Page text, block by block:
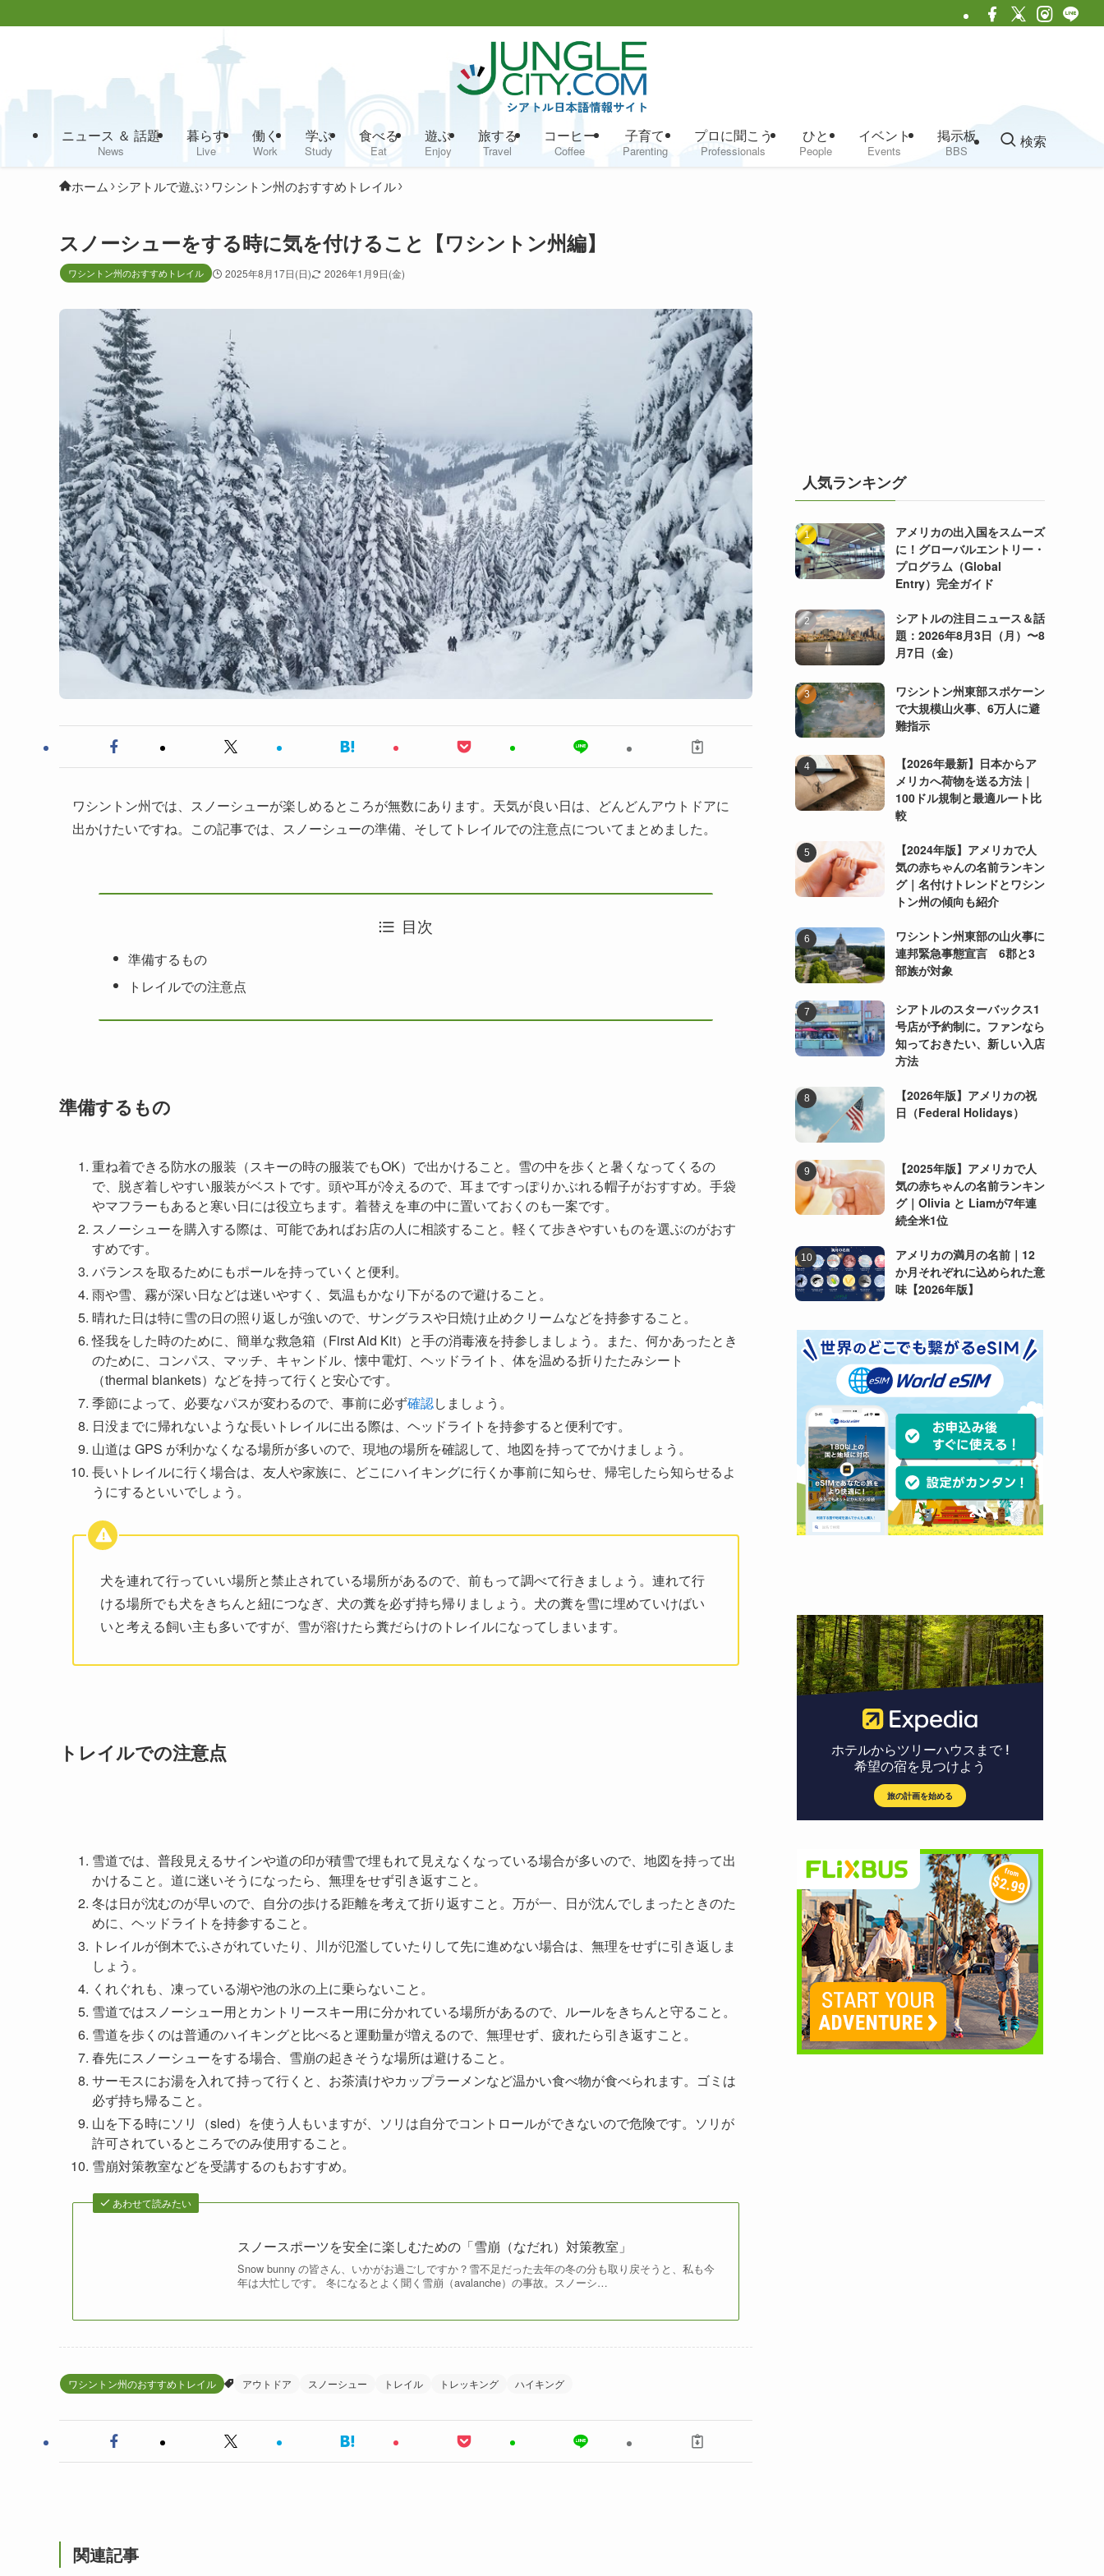
ニュース ＆ 話題
News
暮らす
Live
働く
Work
学ぶ
Study
食べる
Eat
遊ぶ
Enjoy
旅する
Travel
コーヒー
Coffee
子育て
Parenting
プロに聞こう
Professionals
ひと
People
イベント
Events
掲示板
BBS
検索
ホーム シアトルで遊ぶ ワシントン州のおすすめトレイル
スノーシューをする時に気を付けること【ワシントン州編】
ワシントン州のおすすめトレイル 2025年8月17日(日) 2026年1月9日(金)
ワシントン州では、スノーシューが楽しめるところが無数にあります。天気が良い日は、どんどんアウトドアに
出かけたいですね。この記事では、スノーシューの準備、そしてトレイルでの注意点についてまとめました。
目次
準備するもの
トレイルでの注意点
準備するもの
重ね着できる防水の服装（スキーの時の服装でもOK）で出かけること。雪の中を歩くと暑くなってくるの
で、脱ぎ着しやすい服装がベストです。頭や耳が冷えるので、耳まですっぽりかぶれる帽子がおすすめ。手袋
やマフラーもあると寒い日には役立ちます。着替えを車の中に置いておくのも一案です。
スノーシューを購入する際は、可能であればお店の人に相談すること。軽くて歩きやすいものを選ぶのがおす
すめです。
バランスを取るためにもポールを持っていくと便利。
雨や雪、霧が深い日などは迷いやすく、気温もかなり下がるので避けること。
晴れた日は特に雪の日の照り返しが強いので、サングラスや日焼け止めクリームなどを持参すること。
怪我をした時のために、簡単な救急箱（First Aid Kit）と手の消毒液を持参しましょう。また、何かあったとき
のために、コンパス、マッチ、キャンドル、懐中電灯、ヘッドライト、体を温める折りたたみシート
（thermal blankets）などを持って行くと安心です。
季節によって、必要なパスが変わるので、事前に必ず確認しましょう。
日没までに帰れないような長いトレイルに出る際は、ヘッドライトを持参すると便利です。
山道は GPS が利かなくなる場所が多いので、現地の場所を確認して、地図を持ってでかけましょう。
長いトレイルに行く場合は、友人や家族に、どこにハイキングに行くか事前に知らせ、帰宅したら知らせるよ
うにするといいでしょう。
犬を連れて行っていい場所と禁止されている場所があるので、前もって調べて行きましょう。連れて行
ける場所でも犬をきちんと紐につなぎ、犬の糞を必ず持ち帰りましょう。犬の糞を雪に埋めていけばい
いと考える飼い主も多いですが、雪が溶けたら糞だらけのトレイルになってしまいます。
トレイルでの注意点
雪道では、普段見えるサインや道の印が積雪で埋もれて見えなくなっている場合が多いので、地図を持って出
かけること。道に迷いそうになったら、無理をせず引き返すこと。
冬は日が沈むのが早いので、自分の歩ける距離を考えて折り返すこと。万が一、日が沈んでしまったときのた
めに、ヘッドライトを持参すること。
トレイルが倒木でふさがれていたり、川が氾濫していたりして先に進めない場合は、無理をせずに引き返しま
しょう。
くれぐれも、凍っている湖や池の氷の上に乗らないこと。
雪道ではスノーシュー用とカントリースキー用に分かれている場所があるので、ルールをきちんと守ること。
雪道を歩くのは普通のハイキングと比べると運動量が増えるので、無理せず、疲れたら引き返すこと。
春先にスノーシューをする場合、雪崩の起きそうな場所は避けること。
サーモスにお湯を入れて持って行くと、お茶漬けやカップラーメンなど温かい食べ物が食べられます。ゴミは
必ず持ち帰ること。
山を下る時にソリ（sled）を使う人もいますが、ソリは自分でコントロールができないので危険です。ソリが
許可されているところでのみ使用すること。
雪崩対策教室などを受講するのもおすすめ。
あわせて読みたい
スノースポーツを安全に楽しむための「雪崩（なだれ）対策教室」
Snow bunny の皆さん、いかがお過ごしですか？雪不足だった去年の冬の分も取り戻そうと、私も今
年は大忙しです。 冬になるとよく聞く雪崩（avalanche）の事故。スノーシ…
ワシントン州のおすすめトレイル アウトドア スノーシュー トレイル トレッキング ハイキング
関連記事
人気ランキング
アメリカの出入国をスムーズ
に！グローバルエントリー・
プログラム（Global
Entry）完全ガイド
シアトルの注目ニュース＆話
題：2026年8月3日（月）〜8
月7日（金）
ワシントン州東部スポケーン
で大規模山火事、6万人に避
難指示
【2026年最新】日本からア
メリカへ荷物を送る方法｜
100ドル規制と最適ルート比
較
【2024年版】アメリカで人
気の赤ちゃんの名前ランキン
グ｜名付けトレンドとワシン
トン州の傾向も紹介
ワシントン州東部の山火事に
連邦緊急事態宣言 6郡と3
部族が対象
シアトルのスターバックス1
号店が予約制に。ファンなら
知っておきたい、新しい入店
方法
【2026年版】アメリカの祝
日（Federal Holidays）
【2025年版】アメリカで人
気の赤ちゃんの名前ランキン
グ｜Olivia と Liamが7年連
続全米1位
アメリカの満月の名前｜12
か月それぞれに込められた意
味【2026年版】